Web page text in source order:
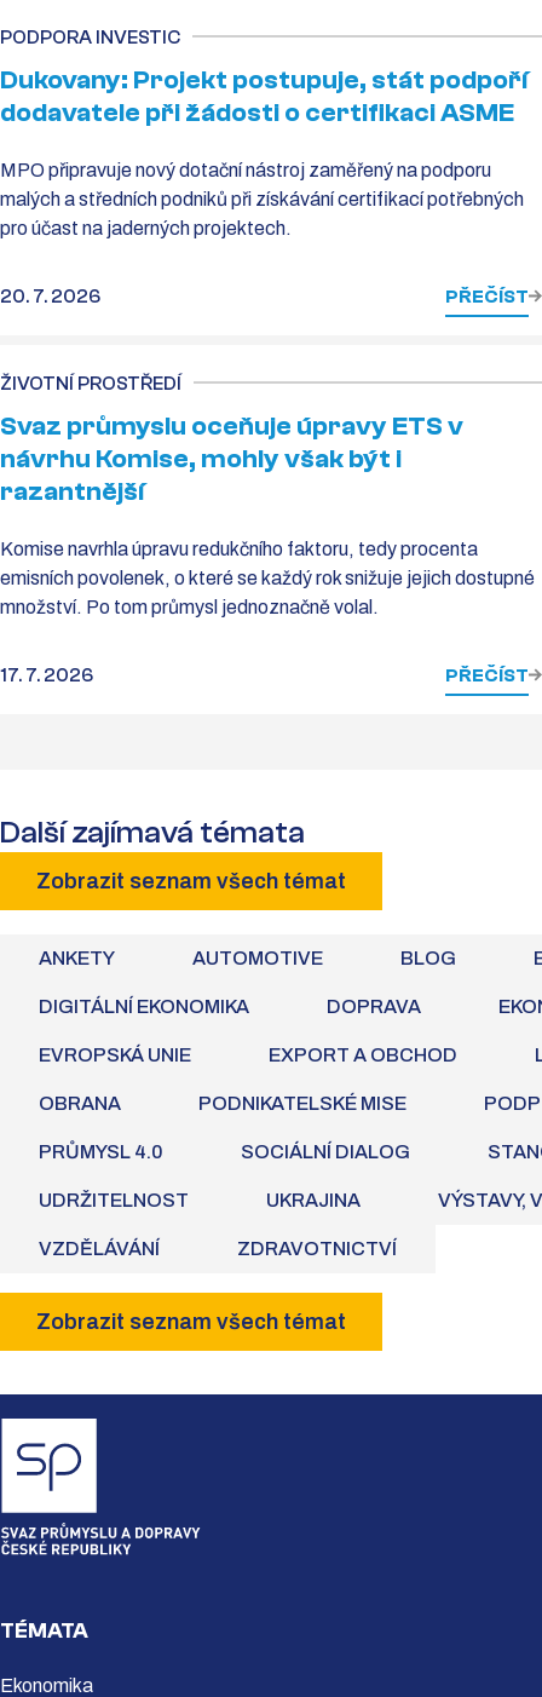
PODPORA INVESTIC
Dukovany: Projekt postupuje, stát podpoří
dodavatele při žádosti o certifikaci ASME
MPO připravuje nový dotační nástroj zaměřený na podporu
malých a středních podniků při získávání certifikací potřebných
pro účast na jaderných projektech.
20. 7. 2026 PŘEČÍST
ŽIVOTNÍ PROSTŘEDÍ
Svaz průmyslu oceňuje úpravy ETS v
návrhu Komise, mohly však být i
razantnější
Komise navrhla úpravu redukčního faktoru, tedy procenta
emisních povolenek, o které se každý rok snižuje jejich dostupné
množství. Po tom průmysl jednoznačně volal.
17. 7. 2026 PŘEČÍST
Další zajímavá témata
Zobrazit seznam všech témat
ANKETY AUTOMOTIVE BLOG
DIGITÁLNÍ EKONOMIKA DOPRAVA
EVROPSKÁ UNIE EXPORT A OBCHOD
OBRANA PODNIKATELSKÉ MISE
PRŮMYSL 4.0 SOCIÁLNÍ DIALOG
UDRŽITELNOST UKRAJINA VÝSTAVY,
VZDĚLÁVÁNÍ ZDRAVOTNICTVÍ
Zobrazit seznam všech témat
TÉMATA
Ekonomika